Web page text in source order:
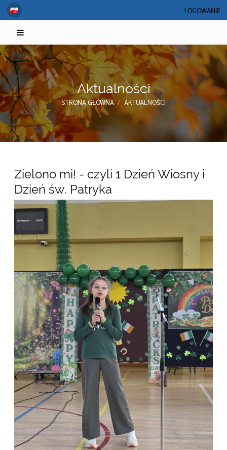
LOGOWANIE
Aktualności
STRONA GŁÓWNA / AKTUALNOŚCI
Zielono mi! - czyli 1 Dzień Wiosny i
Dzień św. Patryka